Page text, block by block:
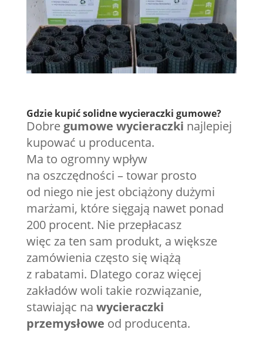
Gdzie kupić solidne wycieraczki gumowe?
Dobregumowe wycieraczki najlepiej
kupować u producenta.
Ma to ogromny wpływ
na oszczędności – towar prosto
od niego nie jest obciążony dużymi
marżami, które sięgają nawet ponad
200 procent. Nie przepłacasz
więc za ten sam produkt, a większe
zamówienia często się wiążą
z rabatami. Dlatego coraz więcej
zakładów woli takie rozwiązanie,
stawiając na wycieraczki
przemysłowe od producenta.